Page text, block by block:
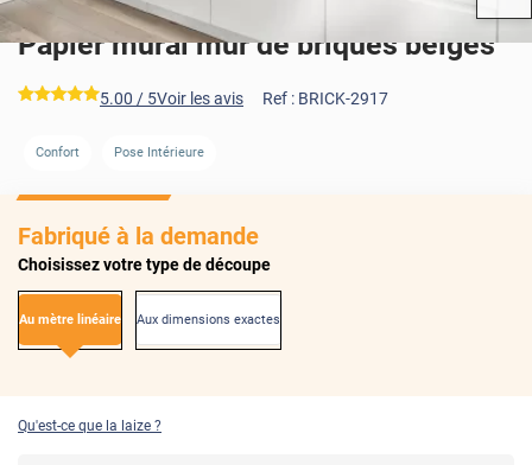
Papier mural mur de briques beiges
*****
5.00 / 5Voir les avis Ref : BRICK-2917
Confort Pose Intérieure
Fabriqué à la demande
Choisissez votre type de découpe
Au mètre linéaire Aux dimensions exactes
Qu'est-ce que la laize ?